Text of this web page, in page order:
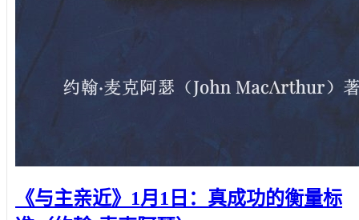
《与主亲近》1月1日：真成功的衡量标